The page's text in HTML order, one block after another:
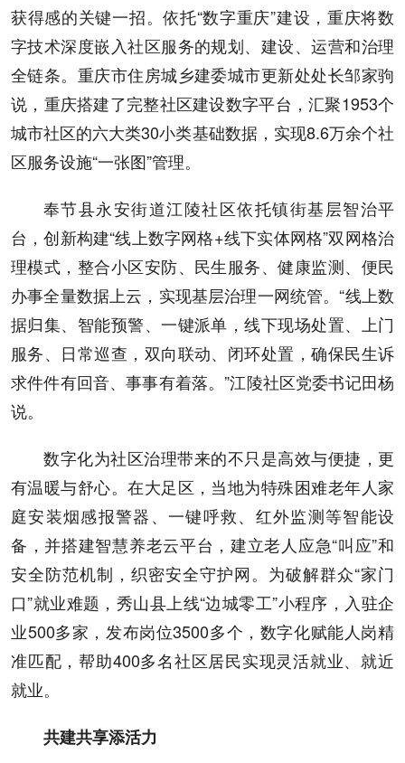
获得感的关键一招。依托“数字重庆”建设，重庆将数
字技术深度嵌入社区服务的规划、建设、运营和治理
全链条。重庆市住房城乡建委城市更新处处长邹家驹
说，重庆搭建了完整社区建设数字平台，汇聚1953个
城市社区的六大类30小类基础数据，实现8.6万余个社
区服务设施“一张图”管理。
奉节县永安街道江陵社区依托镇街基层智治平
台，创新构建“线上数字网格+线下实体网格”双网格治
理模式，整合小区安防、民生服务、健康监测、便民
办事全量数据上云，实现基层治理一网统管。“线上数
据归集、智能预警、一键派单，线下现场处置、上门
服务、日常巡查，双向联动、闭环处置，确保民生诉
求件件有回音、事事有着落。”江陵社区党委书记田杨
说。
数字化为社区治理带来的不只是高效与便捷，更
有温暖与舒心。在大足区，当地为特殊困难老年人家
庭安装烟感报警器、一键呼救、红外监测等智能设
备，并搭建智慧养老云平台，建立老人应急“叫应”和
安全防范机制，织密安全守护网。为破解群众“家门
口”就业难题，秀山县上线“边城零工”小程序，入驻企
业500多家，发布岗位3500多个，数字化赋能人岗精
准匹配，帮助400多名社区居民实现灵活就业、就近
就业。
共建共享添活力